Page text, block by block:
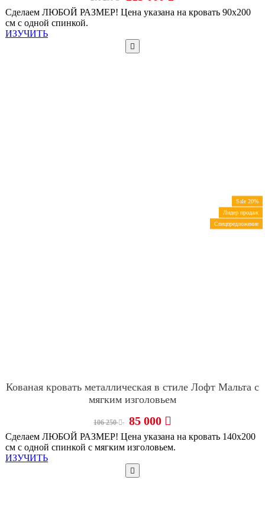
Сделаем ЛЮБОЙ РАЗМЕР! Цена указана на кровать 90х200
см с одной спинкой.
ИЗУЧИТЬ
Sale 20%
Лидер продаж
Спецпредложение
Кованая кровать металлическая в стиле Лофт Мальта с
мягким изголовьем
106 250 85 000
Сделаем ЛЮБОЙ РАЗМЕР! Цена указана на кровать 140х200
см с одной спинкой с мягким изголовьем.
ИЗУЧИТЬ